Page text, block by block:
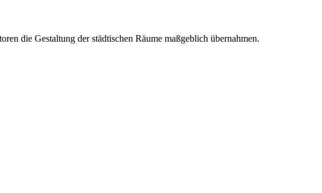
die Gestaltung der städtischen Räume maßgeblich übernahmen.